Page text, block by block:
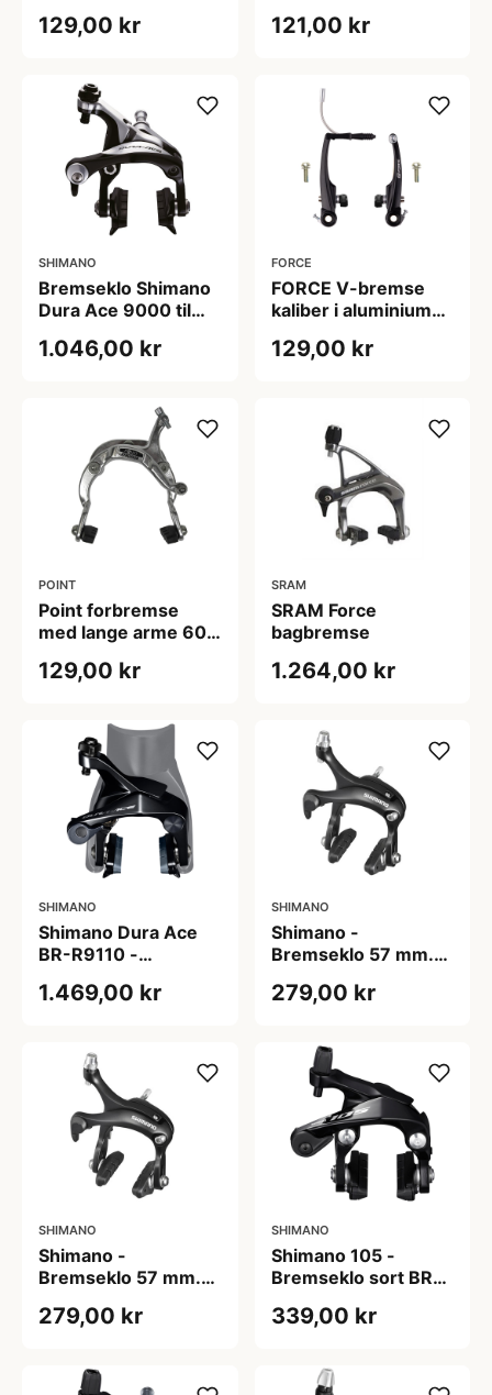
bremsesko
129,00 kr
bremsesko
121,00 kr
SHIMANO
Bremseklo Shimano
Dura Ace 9000 til
1.046,00 kr
FORCE
FORCE V-bremse
kaliber i aluminium
sort
129,00 kr
POINT
Point forbremse
med lange arme 60-
129,00 kr
SRAM
SRAM Force
bagbremse
1.264,00 kr
SHIMANO
Shimano Dura Ace
BR-R9110 -
- Direkte montering
1.469,00 kr
SHIMANO
Shimano -
Bremseklo 57 mm.
279,00 kr
SHIMANO
Shimano -
Bremseklo 57 mm.
279,00 kr
SHIMANO
Shimano 105 -
Bremseklo sort BR-
Centerbolt
339,00 kr